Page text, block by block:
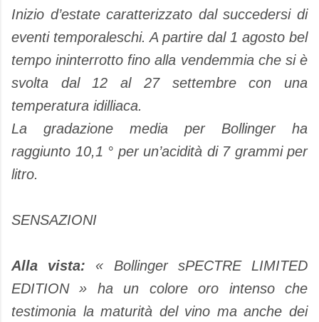
Inizio d’estate caratterizzato dal succedersi di
eventi temporaleschi. A partire dal 1 agosto bel
tempo ininterrotto fino alla vendemmia che si è
svolta dal 12 al 27 settembre con una
temperatura idilliaca.
La gradazione media per Bollinger ha
raggiunto 10,1 ° per un’acidità di 7 grammi per
litro.
SENSAZIONI
Alla vista: « Bollinger sPECTRE LIMITED
EDITION » ha un colore oro intenso che
testimonia la maturità del vino ma anche dei